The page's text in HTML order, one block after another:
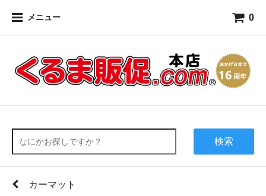
メニュー 0
検索
カーマット